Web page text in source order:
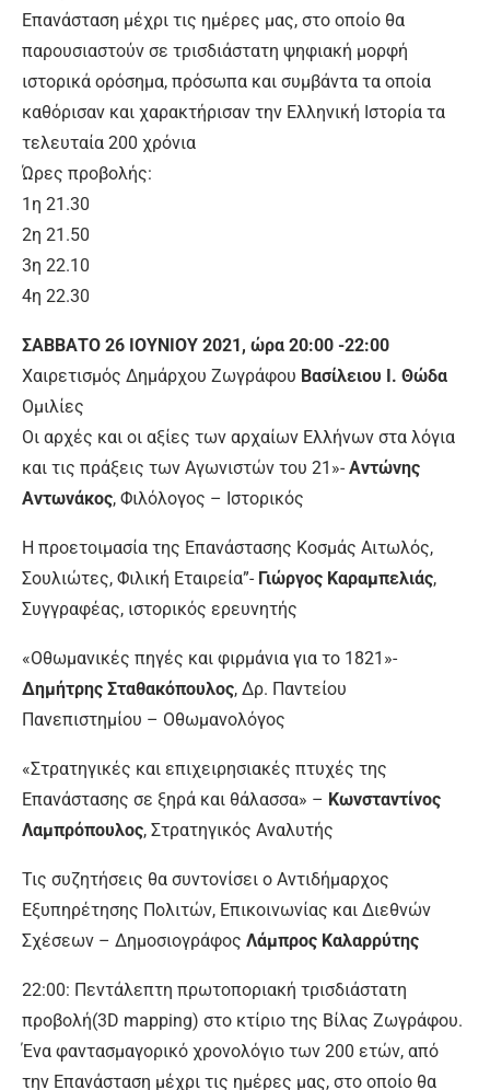
Επανάσταση μέχρι τις ημέρες μας, στο οποίο θα
παρουσιαστούν σε τρισδιάστατη ψηφιακή μορφή
ιστορικά ορόσημα, πρόσωπα και συμβάντα τα οποία
καθόρισαν και χαρακτήρισαν την Ελληνική Ιστορία τα
τελευταία 200 χρόνια
Ώρες προβολής:
1η 21.30
2η 21.50
3η 22.10
4η 22.30
ΣΑΒΒΑΤΟ 26 ΙΟΥΝΙΟΥ 2021, ώρα 20:00 -22:00
Χαιρετισμός Δημάρχου Ζωγράφου Βασίλειου Ι. Θώδα
Ομιλίες
Οι αρχές και οι αξίες των αρχαίων Ελλήνων στα λόγια
και τις πράξεις των Αγωνιστών του 21»- Αντώνης
Αντωνάκος, Φιλόλογος – Ιστορικός
Η προετοιμασία της Επανάστασης Κοσμάς Αιτωλός,
Σουλιώτες, Φιλική Εταιρεία”- Γιώργος Καραμπελιάς,
Συγγραφέας, ιστορικός ερευνητής
«Οθωμανικές πηγές και φιρμάνια για το 1821»-
Δημήτρης Σταθακόπουλος, Δρ. Παντείου
Πανεπιστημίου – Οθωμανολόγος
«Στρατηγικές και επιχειρησιακές πτυχές της
Επανάστασης σε ξηρά και θάλασσα» – Κωνσταντίνος
Λαμπρόπουλος, Στρατηγικός Αναλυτής
Τις συζητήσεις θα συντονίσει ο Αντιδήμαρχος
Εξυπηρέτησης Πολιτών, Επικοινωνίας και Διεθνών
Σχέσεων – Δημοσιογράφος Λάμπρος Καλαρρύτης
22:00: Πεντάλεπτη πρωτοποριακή τρισδιάστατη
προβολή(3D mapping) στο κτίριο της Βίλας Ζωγράφου.
Ένα φαντασμαγορικό χρονολόγιο των 200 ετών, από
την Επανάσταση μέχρι τις ημέρες μας, στο οποίο θα